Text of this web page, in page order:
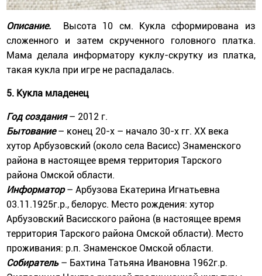
Описание. Высота 10 см. Кукла сформирована из
сложенного и затем скрученного головного платка.
Мама делала информатору куклу-скрутку из платка,
такая кукла при игре не распадалась.
5. Кукла младенец
Год создания– 2012 г.
Бытование– конец 20-х – начало 30-х гг. ХХ века
хутор Арбузовский (около села Васисс) Знаменского
района в настоящее время территория Тарского
района Омской области.
Информатор– Арбузова Екатерина Игнатьевна
03.11.1925г.р., белорус. Место рождения: хутор
Арбузовский Васисского района (в настоящее время
территория Тарского района Омской области). Место
проживания: р.п. Знаменское Омской области.
Собиратель– Бахтина Татьяна Ивановна 1962г.р.